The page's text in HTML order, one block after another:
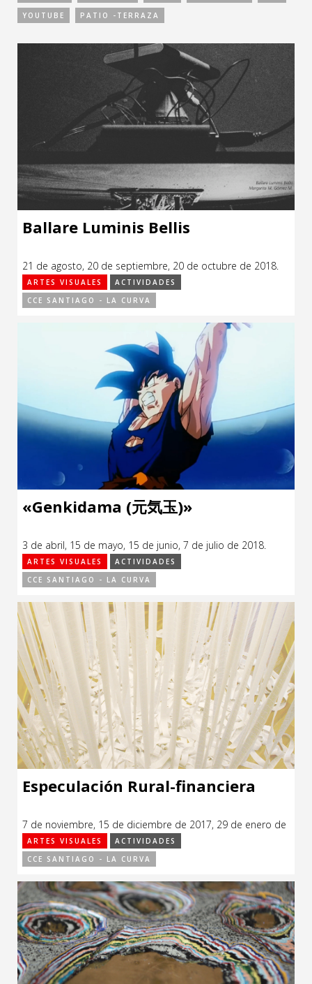
Sitios de interés
Escénicas
Música / Sonido
Patrimonio
Radio / Podcast
YOUTUBE PATIO -TERRAZA
Ballare Luminis Bellis
21 de agosto, 20 de septiembre, 20 de octubre de 2018.
ARTES VISUALES
ACTIVIDADES
CCE SANTIAGO - LA CURVA
«Genkidama (元気玉)»
3 de abril, 15 de mayo, 15 de junio, 7 de julio de 2018.
ARTES VISUALES
ACTIVIDADES
CCE SANTIAGO - LA CURVA
Especulación Rural-financiera
7 de noviembre, 15 de diciembre de 2017, 29 de enero de
2018.
ARTES VISUALES
ACTIVIDADES
CCE SANTIAGO - LA CURVA